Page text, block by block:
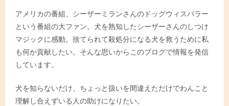
アメリカの番組、シーザーミランさんのドッグウィスパラー
という番組の大ファン。犬を熟知したシーザーさんのしつけ
マジックに感動。捨てられて殺処分になる犬を救うために私
も何か貢献したい。そんな思いからこのブログで情報を発信
しています。
犬を知らないだけ、ちょっと扱いを間違えただけでわんこと
理解し合えずいる人の助けになりたい。